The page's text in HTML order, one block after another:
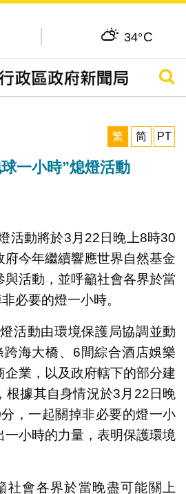
34°C
搜尋
繁
简 PT
一小時”熄燈活動
活動將於3月22日晚上8時30
府今年繼續響應世界自然基金
與活動，並呼籲社會各界於當
必要的燈一小時。
活動由環境保護局協調並動
跨海大橋、6間綜合酒店娛樂
企業，以及政府轄下的部分建
根據其自身情況於3月22日晚
，一起關掉非必要的燈一小
一小時的力量，表明保護環境
社會各界於當晚盡可能關上